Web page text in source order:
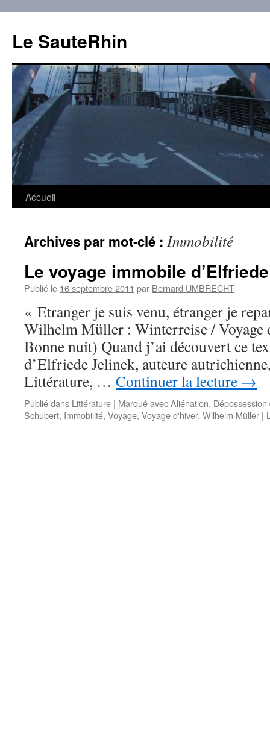
contenu
Le SauteRhin
Accueil
Archives par mot-clé : Immobilité
Le voyage immobile
Publié le 16 septembre 2011 par Bernard UMBRECHT
« Etranger je suis venu, étranger je
Wilhelm Müller : Winterreise / Voyage
Bonne nuit) Quand j’ai découvert ce
d’Elfriede Jelinek, auteure
Littérature, … Continuer la lecture →
Publié dans Littérature | Marqué avecAliénation, Dépossession
Schubert, Immobilité, Voyage, Voyage d'hiver, Wilhelm Müller |